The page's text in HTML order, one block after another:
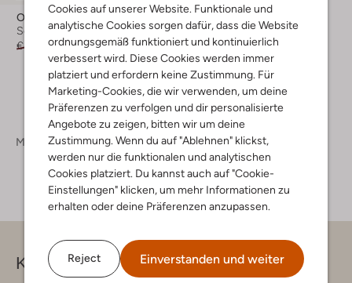
Cookies auf unserer Website. Funktionale und
analytische Cookies sorgen dafür, dass die Website
ordnungsgemäß funktioniert und kontinuierlich
verbessert wird. Diese Cookies werden immer
platziert und erfordern keine Zustimmung. Für
Marketing-Cookies, die wir verwenden, um deine
Präferenzen zu verfolgen und dir personalisierte
Angebote zu zeigen, bitten wir um deine
Zustimmung. Wenn du auf "Ablehnen" klickst,
werden nur die funktionalen und analytischen
Cookies platziert. Du kannst auch auf "Cookie-
Einstellungen" klicken, um mehr Informationen zu
erhalten oder deine Präferenzen anzupassen.
Reject Einverstanden und weiter
Omoda
Schnürboots
€ 79,95 € 39,95
Mädchen Schuhe Boots
Kontakt